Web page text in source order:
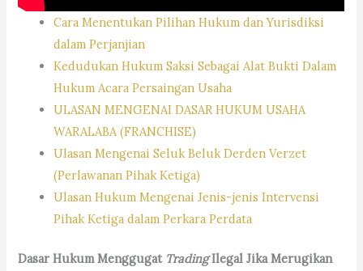
Cara Menentukan Pilihan Hukum dan Yurisdiksi
dalam Perjanjian
Kedudukan Hukum Saksi Sebagai Alat Bukti Dalam
Hukum Acara Persaingan Usaha
ULASAN MENGENAI DASAR HUKUM USAHA
WARALABA (FRANCHISE)
Ulasan Mengenai Seluk Beluk Derden Verzet
(Perlawanan Pihak Ketiga)
Ulasan Hukum Mengenai Jenis-jenis Intervensi
Pihak Ketiga dalam Perkara Perdata
Dasar Hukum Menggugat TradingIlegal Jika Merugikan